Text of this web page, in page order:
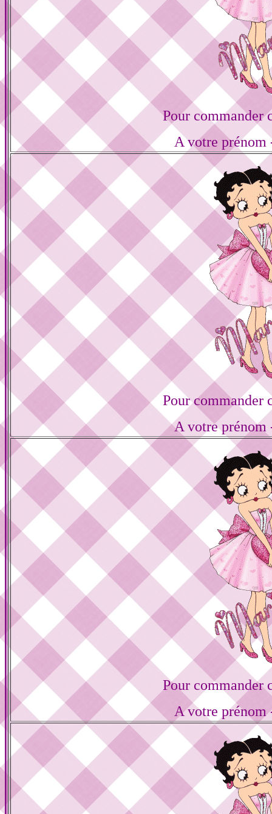
Pour commander
A votre prénom
Pour commander
A votre prénom
Pour commander
A votre prénom